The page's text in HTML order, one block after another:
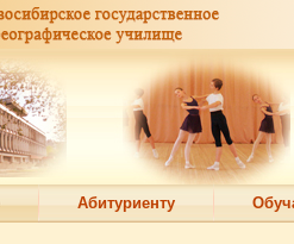
Абитуриенту